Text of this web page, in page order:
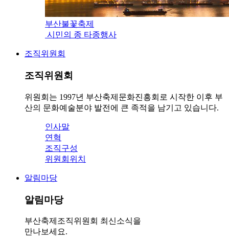
부산불꽃축제
시민의 종 타종행사
조직위원회
조직위원회
위원회는 1997년 부산축제문화진흥회로 시작한 이후 부
산의 문화예술분야 발전에 큰 족적을 남기고 있습니다.
인사말
연혁
조직구성
위원회위치
알림마당
알림마당
부산축제조직위원회 최신소식을
만나보세요.